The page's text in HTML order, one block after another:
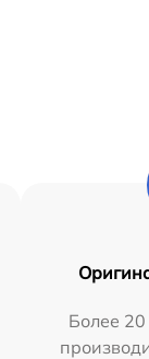
Более 20